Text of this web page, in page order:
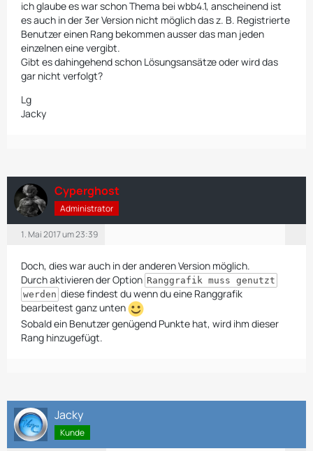
ich glaube es war schon Thema bei wbb4.1, anscheinend ist
es auch in der 3er Version nicht möglich das z. B. Registrierte
Benutzer einen Rang bekommen ausser das man jeden
einzelnen eine vergibt.
Gibt es dahingehend schon Lösungsansätze oder wird das
gar nicht verfolgt?
Lg
Jacky
Cyperghost
Administrator
1. Mai 2017 um 23:39
Doch, dies war auch in der anderen Version möglich.
Durch aktivieren der Option Ranggrafik muss genutzt
werden diese findest du wenn du eine Ranggrafik
bearbeitest ganz unten
Sobald ein Benutzer genügend Punkte hat, wird ihm dieser
Rang hinzugefügt.
Jacky
Kunde